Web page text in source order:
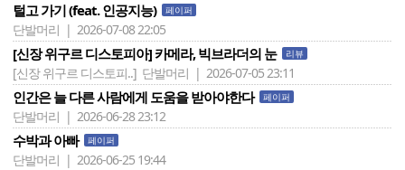
털고 가기 (feat. 인공지능) 페이퍼
단발머리 | 2026-07-08 22:05
[신장 위구르 디스토피아] 카메라, 빅브라더의 눈 리뷰
[신장 위구르 디스토피..] 단발머리 | 2026-07-05 23:11
인간은 늘 다른 사람에게 도움을 받아야한다 페이퍼
단발머리 | 2026-06-28 23:12
수박과 아빠 페이퍼
단발머리 | 2026-06-25 19:44